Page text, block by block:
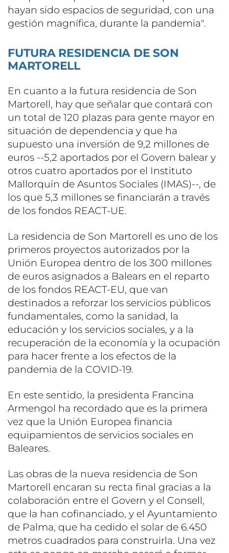
hayan sido espacios de seguridad, con una
gestión magnífica, durante la pandemia".
FUTURA RESIDENCIA DE SON
MARTORELL
En cuanto a la futura residencia de Son
Martorell, hay que señalar que contará con
un total de 120 plazas para gente mayor en
situación de dependencia y que ha
supuesto una inversión de 9,2 millones de
euros --5,2 aportados por el Govern balear y
otros cuatro aportados por el Instituto
Mallorquín de Asuntos Sociales (IMAS)--, de
los que 5,3 millones se financiarán a través
de los fondos REACT-UE.
La residencia de Son Martorell es uno de los
primeros proyectos autorizados por la
Unión Europea dentro de los 300 millones
de euros asignados a Balears en el reparto
de los fondos REACT-EU, que van
destinados a reforzar los servicios públicos
fundamentales, como la sanidad, la
educación y los servicios sociales, y a la
recuperación de la economía y la ocupación
para hacer frente a los efectos de la
pandemia de la COVID-19.
En este sentido, la presidenta Francina
Armengol ha recordado que es la primera
vez que la Unión Europea financia
equipamientos de servicios sociales en
Baleares.
Las obras de la nueva residencia de Son
Martorell encaran su recta final gracias a la
colaboración entre el Govern y el Consell,
que la han cofinanciado, y el Ayuntamiento
de Palma, que ha cedido el solar de 6.450
metros cuadrados para construirla. Una vez